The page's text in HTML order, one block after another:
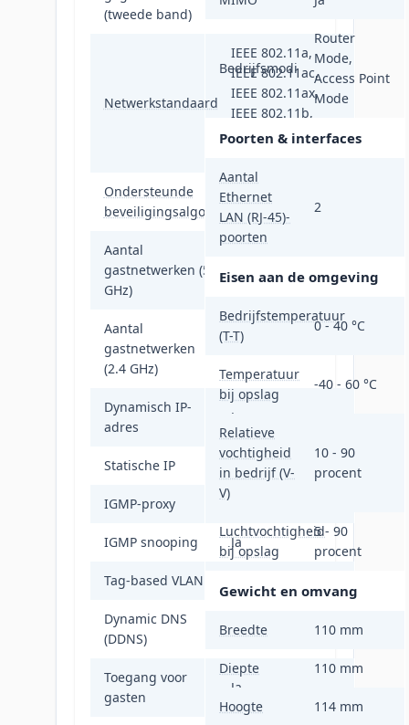
(tweede band)
Netwerkstandaard
IEEE 802.11a,
IEEE 802.11ac,
IEEE 802.11ax,
IEEE 802.11b,
IEEE 802.11g,
Ondersteunde
beveiligingsalgoritmen
WPA, WPA2, WPA3
Aantal
gastnetwerken (5
GHz)
Aantal
gastnetwerken
(2.4 GHz)
1
Dynamisch IP-
adres
Ja
Statische IP Ja
IGMP-proxy
IGMP snooping Ja
Tag-based VLAN
Dynamic DNS
(DDNS)
Ja
Toegang voor
gasten
Ja
Bedrijfsmodi
Router
Mode,
Access Point
Mode
Poorten & interfaces
Aantal
Ethernet
LAN (RJ-45)-
poorten
2
Eisen aan de omgeving
Bedrijfstemperatuur
(T-T)
0 - 40 °C
Temperatuur
bij opslag
-40 - 60 °C
Relatieve
vochtigheid
in bedrijf (V-
V)
10 - 90
procent
Luchtvochtigheid
bij opslag
5 - 90
procent
Gewicht en omvang
Breedte 110 mm
Diepte 110 mm
Hoogte 114 mm